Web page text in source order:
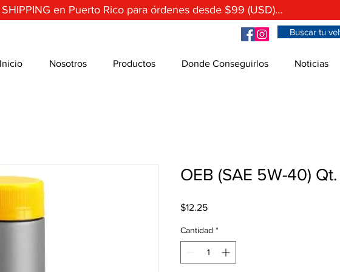
SHIPPING en Puerto Rico para órdenes desde $99 (USD)…
Buscar tu
Inicio Nosotros Productos Donde Conseguirlos Noticias
OEB (SAE 5W-40) Qt.
$12.25Precio
Cantidad *